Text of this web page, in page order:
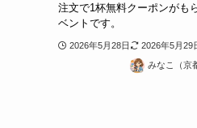
注文で1杯無料クーポンがも
ベントです。
2026年5月28日 2026年5月29
みなこ（京